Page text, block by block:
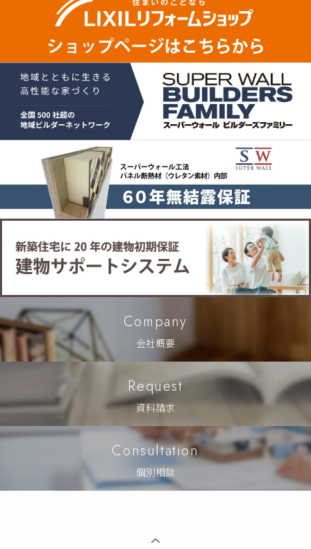
Company
会社概要
Request
資料請求
Consultation
個別相談